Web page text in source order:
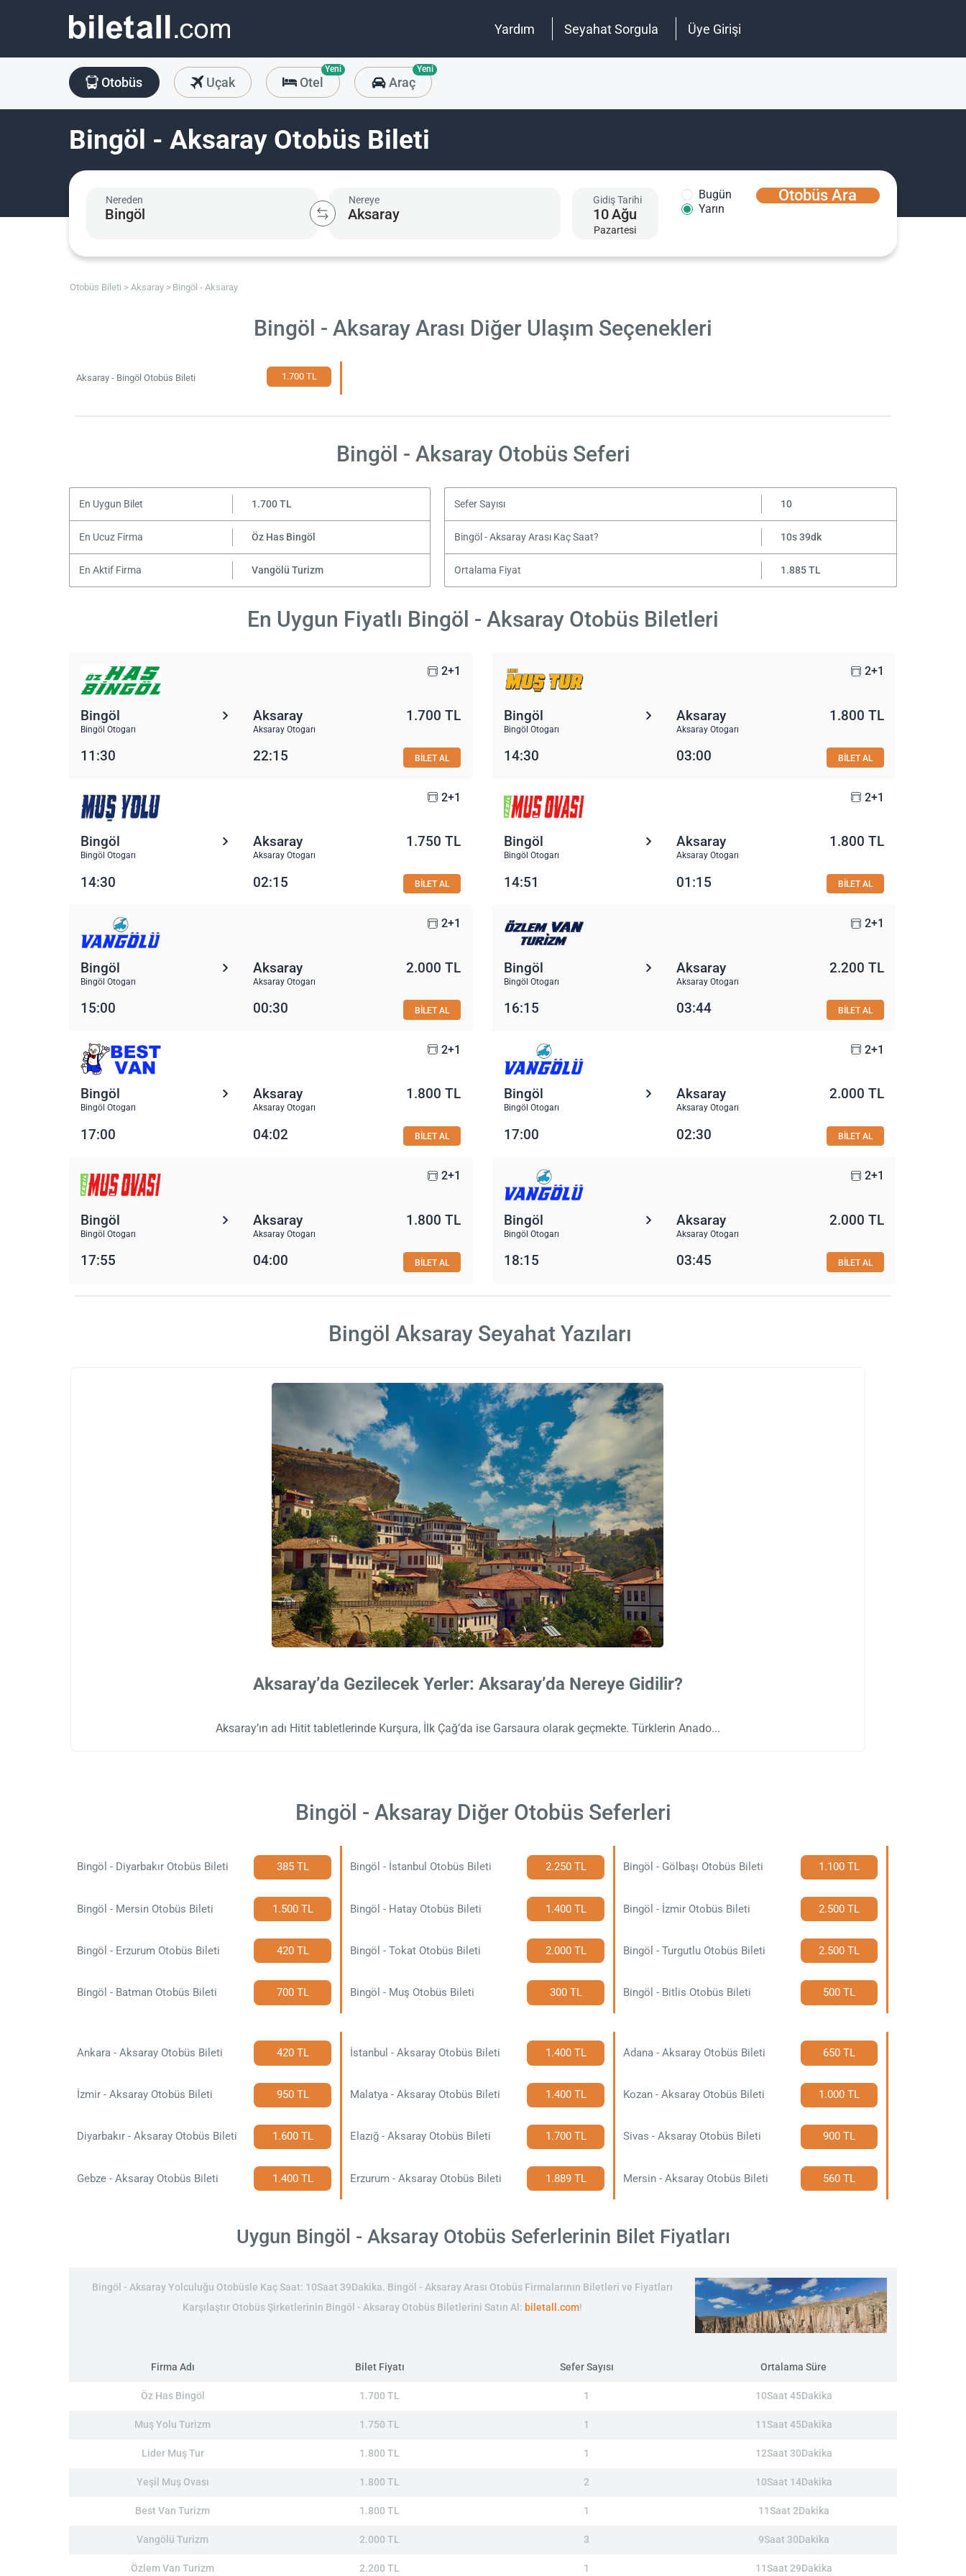
Yardım Seyahat Sorgula Üye Girişi
Otobüs Uçak Otel
Yeni
Araç
Yeni
Bingöl - Aksaray Otobüs Bileti
Nereden Nereye Gidiş Tarihi
10Ağu
Pazartesi
Bugün
Yarın
Otobüs Ara
Otobüs Bileti Aksaray Bingöl - Aksaray
Bingöl - Aksaray Arası Diğer Ulaşım Seçenekleri
Aksaray - Bingöl Otobüs Bileti 1.700 TL
Bingöl - Aksaray Otobüs Seferi
En Uygun Bilet 1.700 TL Sefer Sayısı 10
En Ucuz Firma Öz Has Bingöl Bingöl - Aksaray Arası Kaç Saat? 10s 39dk
En Aktif Firma Vangölü Turizm Ortalama Fiyat 1.885 TL
En Uygun Fiyatlı Bingöl - Aksaray Otobüs Biletleri
2+1
Bingöl
Bingöl Otogarı
Aksaray
Aksaray Otogarı
1.700 TL
11:30 22:15 BİLET AL
2+1
Bingöl
Bingöl Otogarı
Aksaray
Aksaray Otogarı
1.800 TL
14:30 03:00 BİLET AL
2+1
Bingöl
Bingöl Otogarı
Aksaray
Aksaray Otogarı
1.750 TL
14:30 02:15 BİLET AL
2+1
Bingöl
Bingöl Otogarı
Aksaray
Aksaray Otogarı
1.800 TL
14:51 01:15 BİLET AL
2+1
Bingöl
Bingöl Otogarı
Aksaray
Aksaray Otogarı
2.000 TL
15:00 00:30 BİLET AL
2+1
Bingöl
Bingöl Otogarı
Aksaray
Aksaray Otogarı
2.200 TL
16:15 03:44 BİLET AL
2+1
Bingöl
Bingöl Otogarı
Aksaray
Aksaray Otogarı
1.800 TL
17:00 04:02 BİLET AL
2+1
Bingöl
Bingöl Otogarı
Aksaray
Aksaray Otogarı
2.000 TL
17:00 02:30 BİLET AL
2+1
Bingöl
Bingöl Otogarı
Aksaray
Aksaray Otogarı
1.800 TL
17:55 04:00 BİLET AL
2+1
Bingöl
Bingöl Otogarı
Aksaray
Aksaray Otogarı
2.000 TL
18:15 03:45 BİLET AL
Bingöl Aksaray Seyahat Yazıları
Aksaray’da Gezilecek Yerler: Aksaray’da Nereye Gidilir?
Aksaray’ın adı Hitit tabletlerinde Kurşura, İlk Çağ’da ise Garsaura olarak geçmekte. Türklerin Anado
Bingöl - Aksaray Diğer Otobüs Seferleri
Bingöl - Diyarbakır Otobüs Bileti 385 TL Bingöl - İstanbul Otobüs Bileti 2.250 TL Bingöl - Gölbaşı Otobüs Bileti 1.100 TL
Bingöl - Mersin Otobüs Bileti 1.500 TL Bingöl - Hatay Otobüs Bileti 1.400 TL Bingöl - İzmir Otobüs Bileti 2.500 TL
Bingöl - Erzurum Otobüs Bileti 420 TL Bingöl - Tokat Otobüs Bileti 2.000 TL Bingöl - Turgutlu Otobüs Bileti 2.500 TL
Bingöl - Batman Otobüs Bileti 700 TL Bingöl - Muş Otobüs Bileti 300 TL Bingöl - Bitlis Otobüs Bileti 500 TL
Ankara - Aksaray Otobüs Bileti 420 TL İstanbul - Aksaray Otobüs Bileti 1.400 TL Adana - Aksaray Otobüs Bileti 650 TL
İzmir - Aksaray Otobüs Bileti 950 TL Malatya - Aksaray Otobüs Bileti 1.400 TL Kozan - Aksaray Otobüs Bileti 1.000 TL
Diyarbakır - Aksaray Otobüs Bileti 1.600 TL Elazığ - Aksaray Otobüs Bileti 1.700 TL Sivas - Aksaray Otobüs Bileti 900 TL
Gebze - Aksaray Otobüs Bileti 1.400 TL Erzurum - Aksaray Otobüs Bileti 1.889 TL Mersin - Aksaray Otobüs Bileti 560 TL
Uygun Bingöl - Aksaray Otobüs Seferlerinin Bilet Fiyatları
Bingöl - Aksaray Yolculuğu Otobüsle Kaç Saat: 10Saat 39Dakika. Bingöl - Aksaray Arası Otobüs Firmalarının Biletleri ve Fiyatları
Karşılaştır Otobüs Şirketlerinin Bingöl - Aksaray Otobüs Biletlerini Satın Al: biletall.com!
Firma Adı Bilet Fiyatı Sefer Sayısı Ortalama Süre
Öz Has Bingöl 1.700 TL 1 10Saat 45Dakika
Muş Yolu Turizm 1.750 TL 1 11Saat 45Dakika
Lider Muş Tur 1.800 TL 1 12Saat 30Dakika
Yeşil Muş Ovası 1.800 TL 2 10Saat 14Dakika
Best Van Turizm 1.800 TL 1 11Saat 2Dakika
Vangölü Turizm 2.000 TL 3 9Saat 30Dakika
Özlem Van Turizm 2.200 TL 1 11Saat 29Dakika